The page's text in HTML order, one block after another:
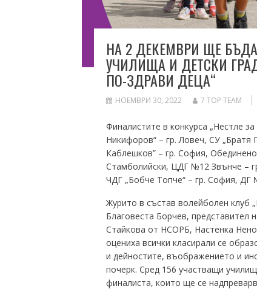
НА 2 ДЕКЕМВРИ ЩЕ
УЧИЛИЩА И ДЕТСКИ
ПО-ЗДРАВИ ДЕЦА“
НОЕМВРИ 30, 2022 7 TOP TEAM
Финалистите в конкурса „Нестле
Никифоров“ – гр. Ловеч, СУ „Братя
Каблешков” – гр. София,
Стамболийски, ЦДГ №12 Звънче –
ЧДГ „Бобче Топче“ – гр. София, ДГ
Журито в състав волейболен клуб
Благовеста Борчев, представител
Стайкова от НСОРБ, Настенка
оцениха всички класирали се
и дейностите, въображението и
почерк. Сред 156 участващи
финалиста, които ще се